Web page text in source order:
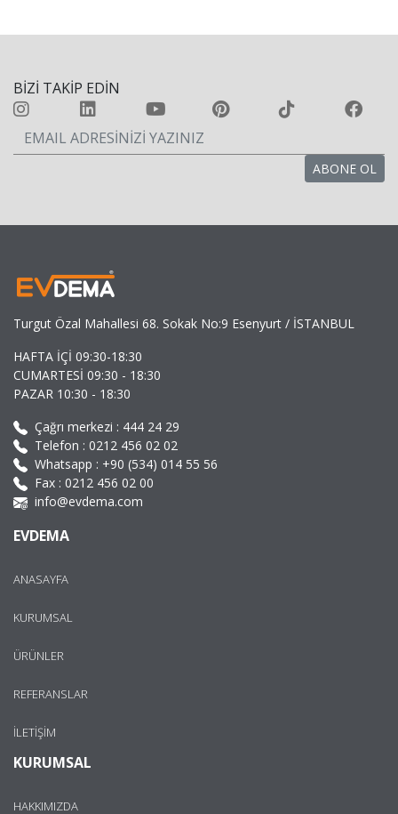
BİZİ TAKİP EDİN
Turgut Özal Mahallesi 68. Sokak No:9 Esenyurt / İSTANBUL
HAFTA İÇİ 09:30-18:30
CUMARTESİ 09:30 - 18:30
PAZAR 10:30 - 18:30
Çağrı merkezi : 444 24 29
Telefon : 0212 456 02 02
Whatsapp : +90 (534) 014 55 56
Fax : 0212 456 02 00
info@evdema.com
EVDEMA
ANASAYFA
KURUMSAL
ÜRÜNLER
REFERANSLAR
İLETİŞİM
KURUMSAL
HAKKIMIZDA